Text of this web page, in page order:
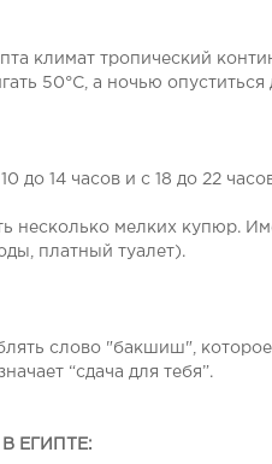
климат тропический
50°С, а ночью опуститься
до 14 часов и с 18 до 22
несколько мелких купюр.
платный туалет).
слово "бакшиш",
“сдача для тебя”.
ЕГИПТЕ: